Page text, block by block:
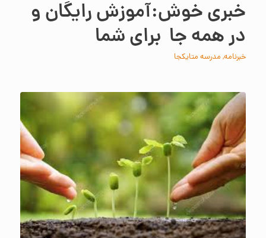
خبری خوش:آموزش رایگان و
در همه جا برای شما
خبرنامه, مدرسه متایکجا